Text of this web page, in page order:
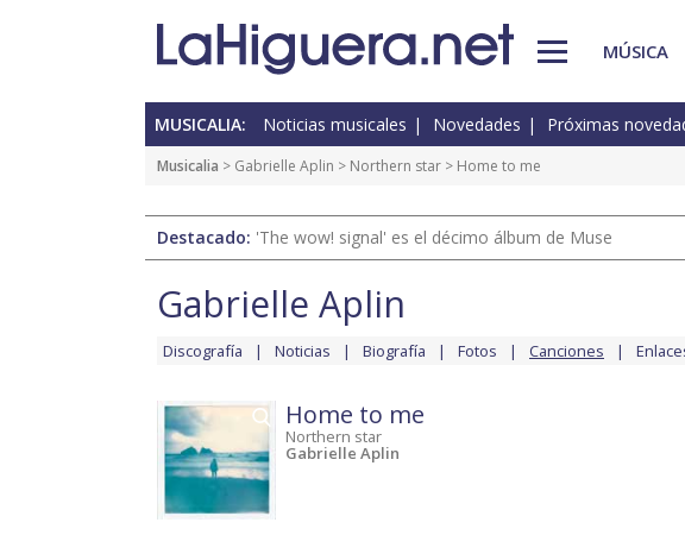
MÚSICA
MUSICALIA: Noticias musicales Novedades Próximas
Musicalia > Gabrielle Aplin > Northern star > Home to me
Destacado: 'The wow! signal' es el décimo álbum de Muse
Gabrielle Aplin
Discografía Noticias Biografía Fotos Canciones
Home to me
Northern star
Gabrielle Aplin